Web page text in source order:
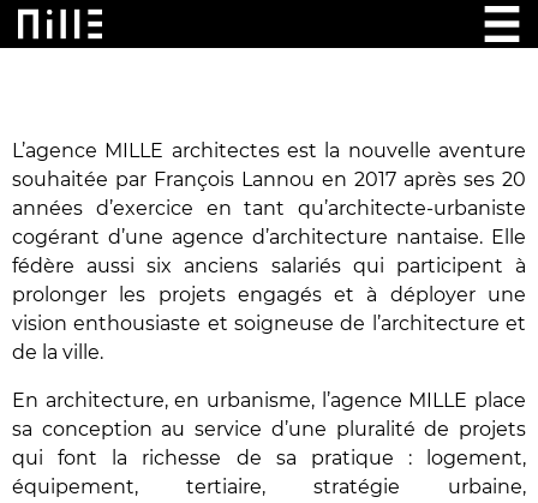
L’agence MILLE architectes est la nouvelle aventure
souhaitée par François Lannou en 2017 après ses 20
années d’exercice en tant qu’architecte-urbaniste
cogérant d’une agence d’architecture nantaise. Elle
fédère aussi six anciens salariés qui participent à
prolonger les projets engagés et à déployer une
vision enthousiaste et soigneuse de l’architecture et
de la ville.
En architecture, en urbanisme, l’agence MILLE place
sa conception au service d’une pluralité de projets
qui font la richesse de sa pratique : logement,
équipement, tertiaire, stratégie urbaine,